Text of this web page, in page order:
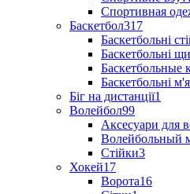
Спортивная
Баскетбол317
Баскетбольні
Баскетбольні
Баскетбольные
Баскетбольні
Біг на дистанції1
Волейбол99
Аксесуари для
Волейбольный
Стійки3
Хокей17
Ворота16